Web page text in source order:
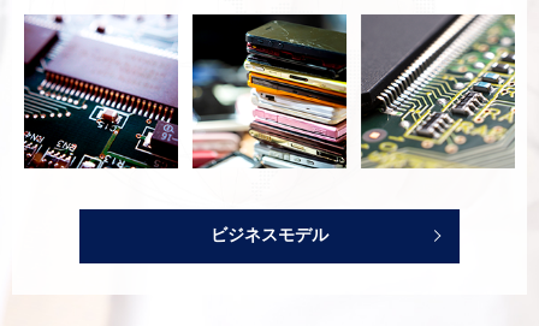
ビジネスモデル